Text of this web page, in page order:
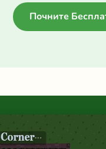
Почните